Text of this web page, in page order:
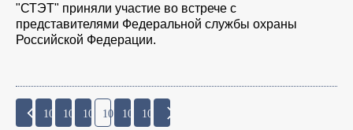
"СТЭТ" приняли участие во встрече с
представителями Федеральной службы охраны
Российской Федерации.
104 105 106 107 108 109